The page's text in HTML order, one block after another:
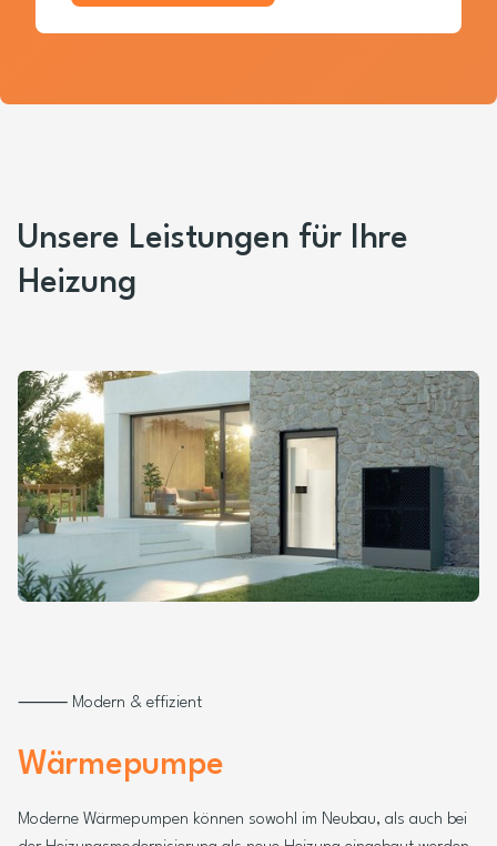
Unsere Leistungen für Ihre
Heizung
⸻ Modern & effizient
Wärmepumpe
Moderne Wärmepumpen können sowohl im Neubau, als auch bei